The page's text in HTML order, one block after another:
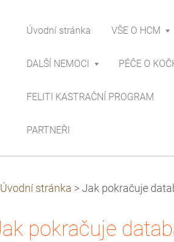
Úvodní stránka VŠE O HCM
DALŠÍ NEMOCI PÉČE O
FELITI KASTRAČNÍ PROGRAM
PARTNEŘI
Úvodní stránka > Jak pokračuje
pokračuje